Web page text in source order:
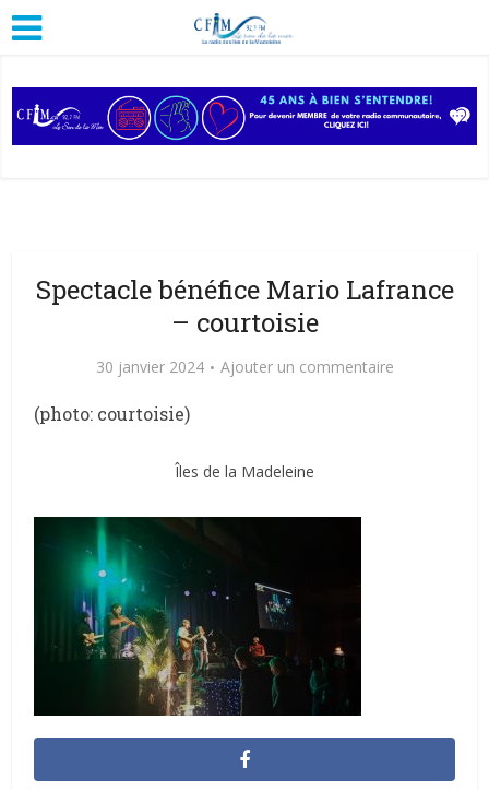
Spectacle bénéfice Mario Lafrance
– courtoisie
30 janvier 2024 Ajouter un commentaire
(photo: courtoisie)
Îles de la Madeleine